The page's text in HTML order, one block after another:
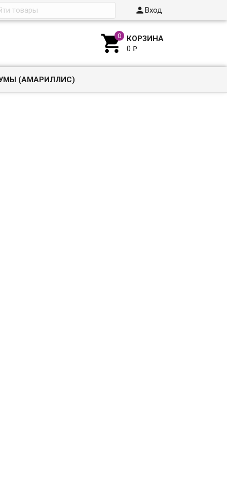
Вход
 КОРЗИНА
0₽
(АМАРИЛЛИС)